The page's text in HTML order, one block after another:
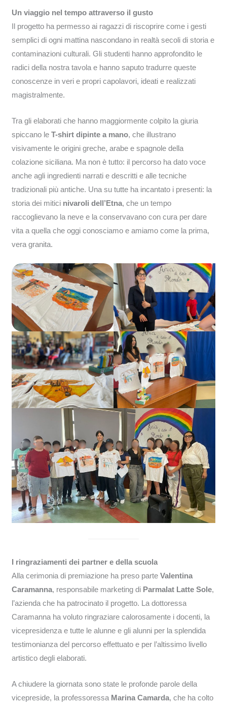
Un viaggio nel tempo attraverso il gusto
Il progetto ha permesso ai ragazzi di riscoprire come i gesti
semplici di ogni mattina nascondano in realtà secoli di storia e
contaminazioni culturali. Gli studenti hanno approfondito le
radici della nostra tavola e hanno saputo tradurre queste
conoscenze in veri e propri capolavori, ideati e realizzati
magistralmente.
Tra gli elaborati che hanno maggiormente colpito la giuria
spiccano leT-shirt dipinte a mano, che illustrano
visivamente le origini greche, arabe e spagnole della
colazione siciliana. Ma non è tutto: il percorso ha dato voce
anche agli ingredienti narrati e descritti e alle tecniche
tradizionali più antiche. Una su tutte ha incantato i presenti: la
storia dei mitici nivaroli dell’Etna, che un tempo
raccoglievano la neve e la conservavano con cura per dare
vita a quella che oggi conosciamo e amiamo come la prima,
vera granita.
I ringraziamenti dei partner e della scuola
Alla cerimonia di premiazione ha preso parteValentina
Caramanna, responsabile marketing di Parmalat Latte Sole,
l’azienda che ha patrocinato il progetto. La dottoressa
Caramanna ha voluto ringraziare calorosamente i docenti, la
vicepresidenza e tutte le alunne e gli alunni per la splendida
testimonianza del percorso effettuato e per l’altissimo livello
artistico degli elaborati.
A chiudere la giornata sono state le profonde parole della
vicepreside, la professoressa Marina Camarda, che ha colto